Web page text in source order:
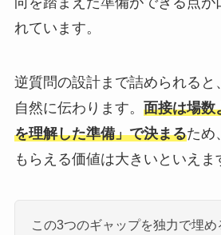
れています。
逆質問の設計まで詰められると
自然に伝わります。 面接は場数
を理解した準備」で決まるため
もらえる価値は大きいといえま
この3つのギャップを独力で埋め